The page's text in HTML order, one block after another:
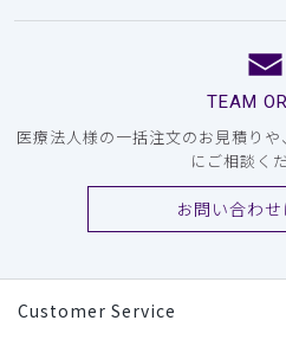
TEAM
医療法人様の一括注文のお見積り
にご相談く
お問い合わ
Customer Service